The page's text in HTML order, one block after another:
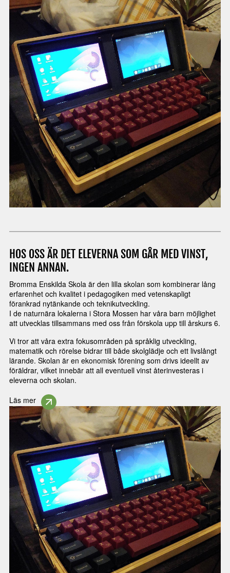
HOS OSS ÄR DET ELEVERNA SOM GÅR MED VINST,
INGEN ANNAN.
Bromma Enskilda Skola är den lilla skolan som kombinerar lång
erfarenhet och kvalitet i pedagogiken med vetenskapligt
förankrad nytänkande och teknikutveckling.
I de naturnära lokalerna i Stora Mossen har våra barn möjlighet
att utvecklas tillsammans med oss från förskola upp till årskurs 6.
Vi tror att våra extra fokusområden på språklig utveckling,
matematik och rörelse bidrar till både skolglädje och ett livslångt
lärande. Skolan är en ekonomisk förening som drivs ideellt av
föräldrar, vilket innebär att all eventuell vinst återinvesteras i
eleverna och skolan.
Läs mer